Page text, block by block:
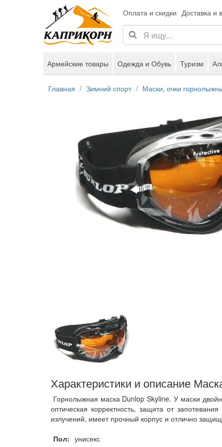
Оплата и скидки Доставка и
Армейские товары Одежда и Обувь Туризм
Главная Зимний спорт Маски, очки
Характеристики и описание
Горнолыжная маска Dunlop Skyline. У маски
оптическая корректность, защита от
излучений, имеет прочный корпус и отлично
Пол: унисекс